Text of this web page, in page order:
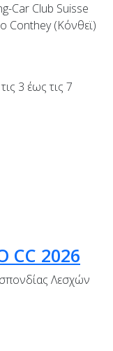
Car Club Suisse
Conthey (Κόνθεϊ)
3 έως τις 7
CC 2026
Λεσχών